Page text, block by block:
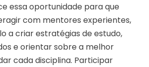
essa oportunidade para que
com mentores experientes,
a criar estratégias de estudo,
e orientar sobre a melhor
cada disciplina. Participar